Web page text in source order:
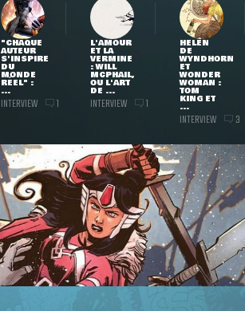
"CHAQUE
AUTEUR
S'INSPIRE
DU
MONDE
RÉEL" :
...
INTERVIEW 1
L'AMOUR
ET LA
VERMINE
: WILL
MCPHAIL,
OU L'ART
DE ...
INTERVIEW 1
HELEN
DE
WYNDHORN
ET
WONDER
WOMAN :
TOM
KING ET
...
INTERVIEW 3